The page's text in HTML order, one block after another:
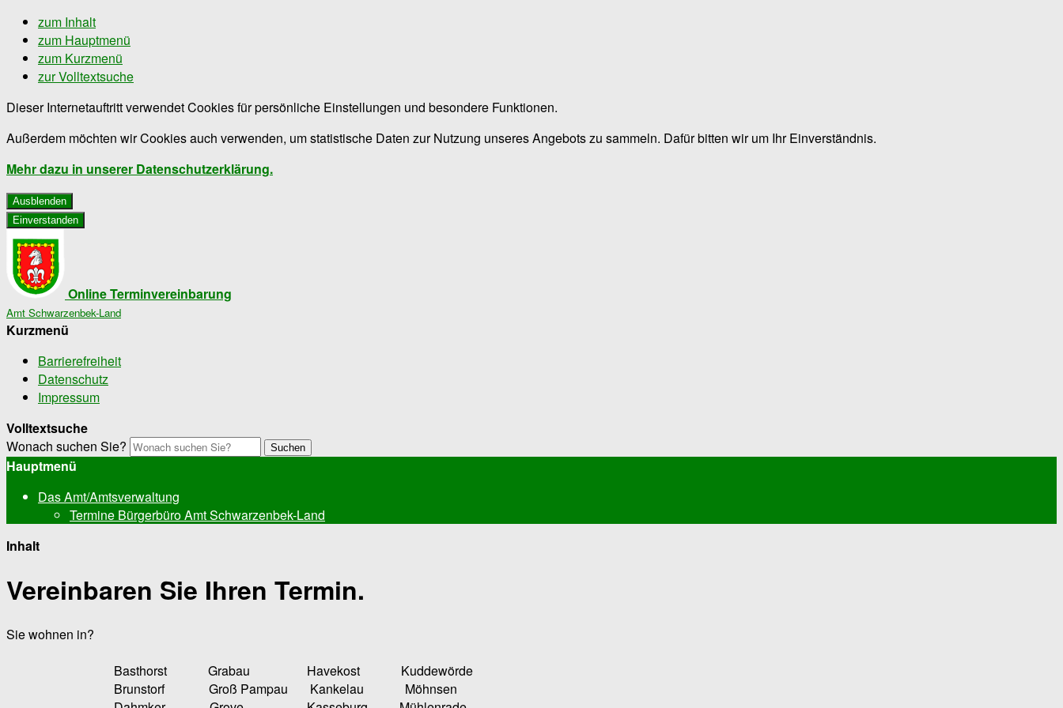
zum Inhalt
zum Hauptmenü
zum Kurzmenü
zur Volltextsuche
Dieser Internetauftritt verwendet Cookies für persönliche Einstellungen und besondere Funktionen.
Außerdem möchten wir Cookies auch verwenden, um statistische Daten zur Nutzung unseres Angebots zu sammeln. Dafür bitten wir um Ihr Einverständnis.
Mehr dazu in unserer Datenschutzerklärung.
Ausblenden
Einverstanden
Online Terminvereinbarung
Amt Schwarzenbek-Land
Kurzmenü
Barrierefreiheit
Datenschutz
Impressum
Volltextsuche
Wonach suchen Sie?
Suchen
Hauptmenü
Das Amt/Amtsverwaltung
Termine Bürgerbüro Amt Schwarzenbek-Land
Inhalt
Vereinbaren Sie Ihren Termin.
Sie wohnen in?
Basthorst Grabau Havekost Kuddewörde
Brunstorf Groß Pampau Kankelau Möhnsen